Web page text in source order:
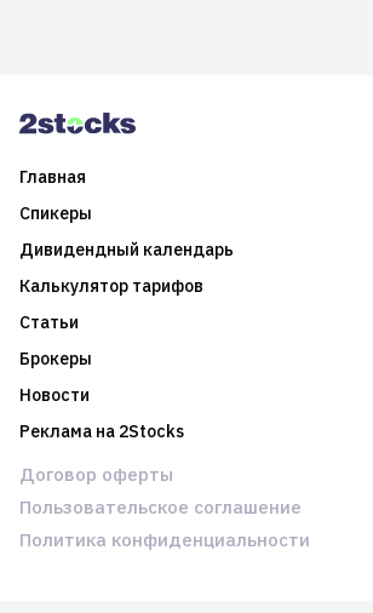
Главная
Спикеры
Дивидендный календарь
Калькулятор тарифов
Статьи
Брокеры
Новости
Реклама на 2Stocks
Договор оферты
Пользовательское соглашение
Политика конфиденциальности